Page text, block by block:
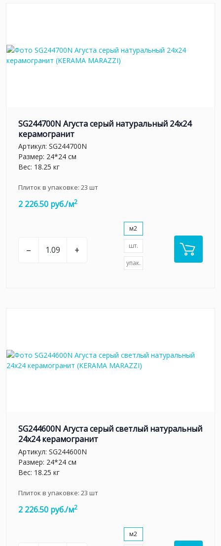
SG244700N Агуста серый натуральный 24х24
керамогранит
Артикул: SG244700N
Размер: 24*24 см
Вес: 18.25 кг
Плиток в упаковке: 23 шт
2 226.50 руб./м2
– +
м2
шт.
упак.
SG244600N Агуста серый светлый натуральный
24х24 керамогранит
Артикул: SG244600N
Размер: 24*24 см
Вес: 18.25 кг
Плиток в упаковке: 23 шт
2 226.50 руб./м2
м2